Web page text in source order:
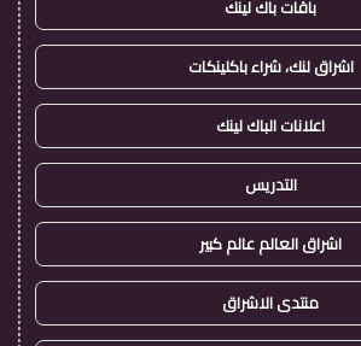
باقات باك لينك
اشراق لنك، شراء باكلينكات
اعلانات الباك لينك
التدريس
اشراق العالم عالم كبير
منتدى الاشراق